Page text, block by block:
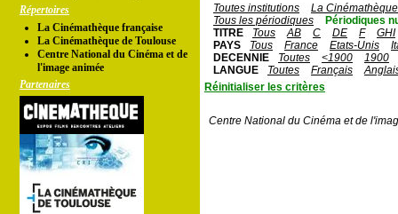
Répertoires
La Cinémathèque française
La Cinémathèque de Toulouse
Centre National du Cinéma et de
l'image animée
Partenaires
Toutes institutions
La
Tous les périodiques
Périodiques
TITRE
Tous AB C DE F
GHI
PAYS
Tous France Etats-Unis
DECENNIE
Toutes <1900
1900
LANGUE
Toutes Français
Réinitialiser les critères
Centre National du Cinéma et de